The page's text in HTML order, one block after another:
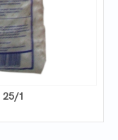
25/1